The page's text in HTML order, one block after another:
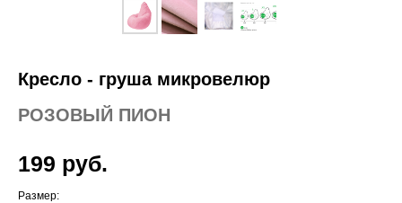
Кресло - груша микровелюр
РОЗОВЫЙ ПИОН
199 руб.
Размер: